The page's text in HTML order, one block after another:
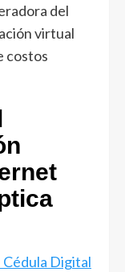
del
virtual
costos
Digital